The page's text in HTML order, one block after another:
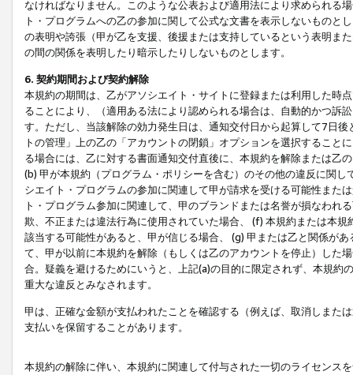
なければなりません。このような公表および適用法により求められる
ト・プログラムへの乙の参加に関して公式な文書を表示しないもの
の表明や誇張（甲が乙を支援、後援または支持しているという表明ま
の間の関係を表明したり暗示したりしないものとします。
6. 契約期間および契約解除
本規約の期間は、乙がアソシエイト・サイトに登録または利用した時
ることにより、（適用ある法により認められる場合は、自動的かつ訴
す。ただし、当該解除の効力発生日は、通知交付日から起算して7日
トの管理」上の乙の「アカウントの閉鎖」オプションを選択するこ
る場合には、乙に対する書面通知交付直後に、本規約を解除または乙
(b) 甲が本規約（プログラム・ポリシーを含む）のその他の違反に関
シエイト・プログラムの参加に関連して甲が請求を受ける可能性また
ト・プログラム参加に関連して、甲のブランドまたは名誉が損なわれ
欺、不正または違法行為に使用されていた場合、 (f) 本規約または本
該当する可能性があると、甲が信じる場合、 (g) 甲または乙と関係が
て、甲が以前に本規約を解除（もしくは乙のアカウントを停止）した
合。疑義を避けるためにいうと、上記(a)の目的に限定されず、本規
重大な違反とみなされます。
甲は、正確な金額が支払われたことを確認する（例えば、取消しまた
支払いを保留することがあります。
本規約の解除に伴い、本規約に関連して付与された一切のライセンス